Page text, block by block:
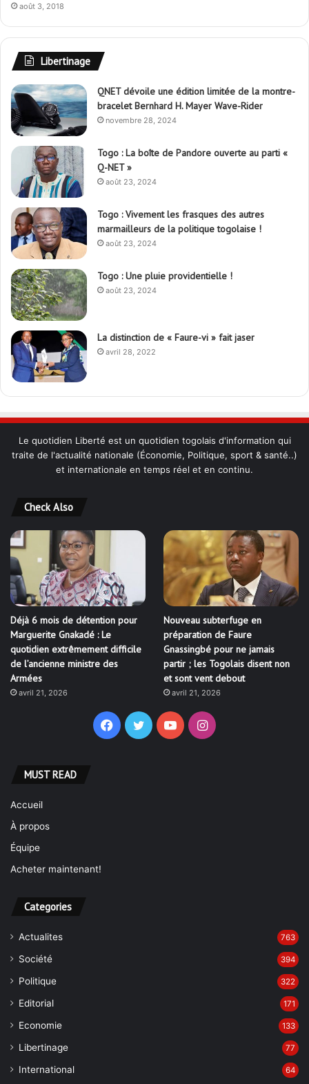
août 3, 2018
Libertinage
QNET dévoile une édition limitée de la montre-
bracelet Bernhard H. Mayer Wave-Rider
novembre 28, 2024
Togo : La boîte de Pandore ouverte au parti «
Q-NET »
août 23, 2024
Togo : Vivement les frasques des autres
marmailleurs de la politique togolaise !
août 23, 2024
Togo : Une pluie providentielle !
août 23, 2024
La distinction de « Faure-vi » fait jaser
avril 28, 2022
Le quotidien Liberté est un quotidien togolais d'information qui
traite de l'actualité nationale (Économie, Politique, sport & santé..)
et internationale en temps réel et en continu.
Check Also
Déjà 6 mois de détention pour
Marguerite Gnakadé : Le
quotidien extrêmement difficile
de l’ancienne ministre des
Armées
avril 21, 2026
Nouveau subterfuge en
préparation de Faure
Gnassingbé pour ne jamais
partir ; les Togolais disent non
et sont vent debout
avril 21, 2026
Facebook
TwitterYouTubeInstagram
MUST READ
Accueil
À propos
Équipe
Acheter maintenant!
Categories
Actualites 763
Société 394
Politique 322
Editorial 171
Economie 133
Libertinage 77
International 64